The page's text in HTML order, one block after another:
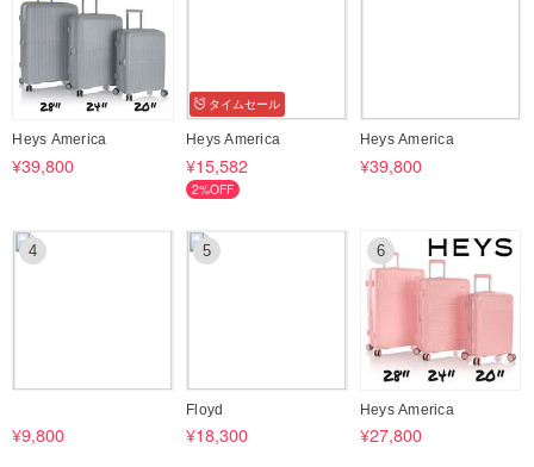
たします。
＊BUYMAの規定に則り、ご注文いただいた後のお客様のご都合による
返品・交換・キャンセルは一切お受けできかねます。
上記の内容につきまして何卒ご了承の上、お買い上げを検討いただけま
すと幸いです。
Heys America
¥39,800
タイムセール
Heys America
¥15,582
2%OFF
Heys America
¥39,800
4
¥9,800
5
Floyd
¥18,300
6
Heys America
¥27,800